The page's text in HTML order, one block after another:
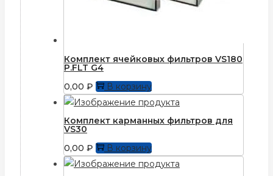
Комплект ячейковых фильтров VS180
P.FLT G4
0,00 ₽ В корзину
Комплект карманных фильтров для
VS30
0,00 ₽ В корзину